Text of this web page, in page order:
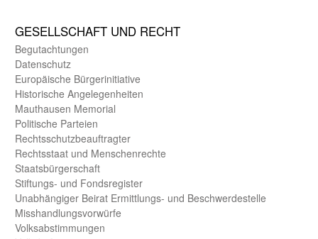
GE­SELL­SCHAFT UND RECHT
Begut­achtungen
Daten­schutz
Europäische Bürger­initiative
Historische Angelegen­heiten
Mauthausen Memorial
Politische Parteien
Rechts­schutz­beauftragter
Rechts­staat und Menschen­rechte
Staats­bürger­schaft
Stiftungs- und Fonds­register
Unab­hängiger Beirat Ermittlungs- und Beschwerde­stelle
Misshandlungs­vorwürfe
Volks­abstimmungen